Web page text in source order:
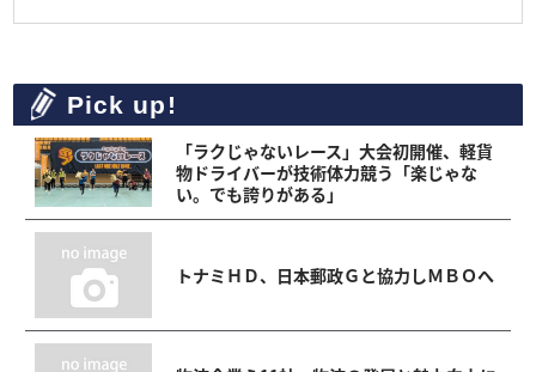
Pick up!
「ラクじゃないレース」大会初開催、軽貨
物ドライバーが技術体力競う「楽じゃな
い。でも誇りがある」
トナミＨＤ、日本郵政Ｇと協力しＭＢＯへ